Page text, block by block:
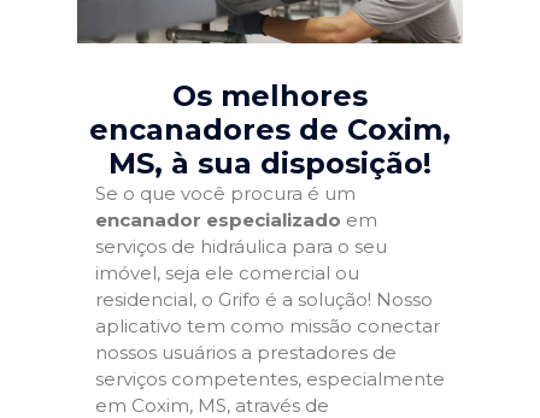
Os melhores
encanadores de Coxim,
MS, à sua disposição!
Se o que você procura é um
encanador especializado em
serviços de hidráulica para o seu
imóvel, seja ele comercial ou
residencial, o Grifo é a solução! Nosso
aplicativo tem como missão conectar
nossos usuários a prestadores de
serviços competentes, especialmente
em Coxim, MS, através de